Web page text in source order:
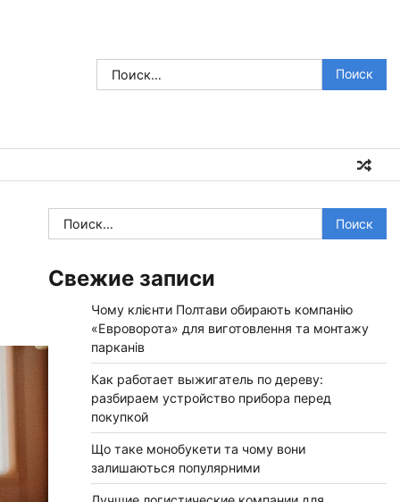
Найти:
Найти:
Свежие записи
Чому клієнти Полтави обирають компанію
«Евроворота» для виготовлення та монтажу
парканів
Как работает выжигатель по дереву:
разбираем устройство прибора перед
покупкой
Що таке монобукети та чому вони
залишаються популярними